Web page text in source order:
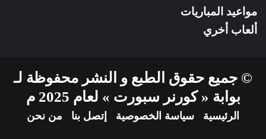
مواعيد المباريات
ألعاب أخري
© جميع حقوق الطبع و النشر محفوظة لـ
بوابة « كورنر سبورت » لعام 2025 م
الرئيسية سياسة الخصوصية إتصل بنا من نحن